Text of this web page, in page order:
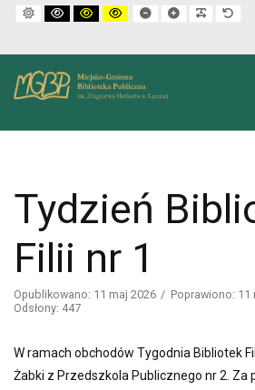
Default mode
High contrast black white mode
High contrast black yellow mode
High contrast yellow black
Set smaller font
Set larger font
Make
Tydzień
Filii nr 1
Opublikowano: 11 maj 2026
Poprawiono: 11
Odsłony: 447
W ramach obchodów Tygodnia Bibliotek
Żabki z Przedszkola Publicznego nr 2. Za